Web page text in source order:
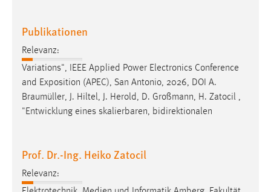
Publikationen
Relevanz:
Variations", IEEE Applied Power Electronics Conference
and Exposition (APEC), San Antonio, 2026, DOI A.
Braumüller, J. Hiltel, J. Herold, D. Großmann, H. Zatocil ,
"Entwicklung eines skalierbaren, bidirektionalen
Prof. Dr.-Ing. Heiko Zatocil
Relevanz: